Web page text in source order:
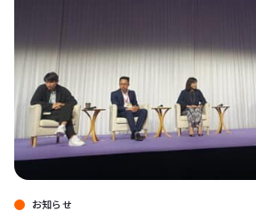
お知らせ